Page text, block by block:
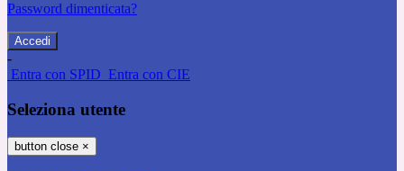
Password dimenticata?
-
Entra con SPID Entra con CIE
Seleziona utente
button close ×